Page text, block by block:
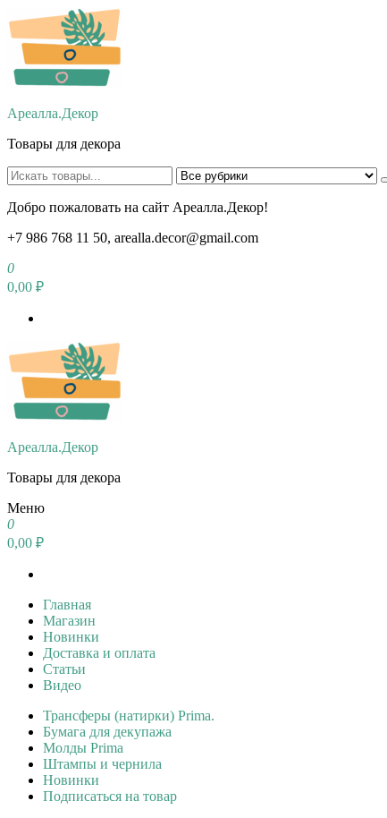
Перейти
к
содержимому
Ареалла.Декор
Товары для декора
Добро пожаловать на сайт Ареалла.Декор!
+7 986 768 11 50, arealla.decor@gmail.com
0
0,00 ₽
Ареалла.Декор
Товары для декора
Меню
0
0,00 ₽
Главная
Магазин
Новинки
Доставка и оплата
Статьи
Видео
Трансферы (натирки) Prima.
Бумага для декупажа
Молды Prima
Штампы и чернила
Новинки
Подписаться на товар